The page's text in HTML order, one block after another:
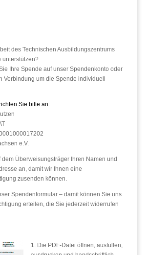
des Technischen Ausbildungszentrums
unterstützen?
Ihre Spende auf unser Spendenkonto oder
Verbindung um die Spende individuell
Sie bitte an:
e.V.
dem Überweisungsträger Ihren Namen und
an, damit wir Ihnen eine
zusenden können.
Spendenformular – damit können Sie uns
erteilen, die Sie jederzeit widerrufen
1. Die PDF-Datei öffnen, ausfüllen,